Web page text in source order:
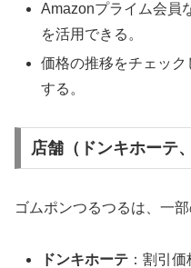
Amazonプライム会員
を活用できる。
価格の推移をチェッ
する。
店舗（ドンキホーテ
ゴムポンつるつるは、一
ドンキホーテ ：割引